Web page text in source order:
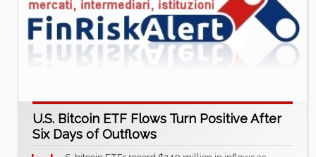
U.S. Bitcoin ETF Flows Turn Positive After
Six Days of Outflows